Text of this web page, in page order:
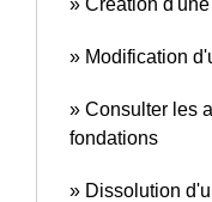
Modification
Consulter les
fondations
Dissolution